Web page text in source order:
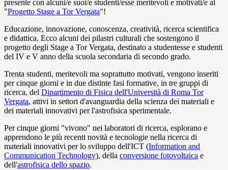
presente con alcuni/e suoi/e studenti/esse meritevoli e motivati/e al
"Progetto Stage a Tor Vergata"!
Educazione, innovazione, conoscenza, creatività, ricerca scientifica
e didattica. Ecco alcuni dei pilastri culturali che sostengono il
progetto degli Stage a Tor Vergata, destinato a studentesse e studenti
del IV e V anno della scuola secondaria di secondo grado.
Trenta studenti, meritevoli ma soprattutto motivati, vengono inseriti
per cinque giorni e in due distinte fasi formative, in tre gruppi di
ricerca, del Dipartimento di Fisica dell'Università di Roma Tor
Vergata, attivi in settori d'avanguardia della scienza dei materiali e
dei materiali innovativi per l'astrofisica sperimentale.
Per cinque giorni "vivono" nei laboratori di ricerca, esplorano e
apprendono le più recenti novità e tecnologie nella ricerca di
materiali innovativi per lo sviluppo dell'ICT (Information and
Communication Technology), della conversione fotovoltaica e
dell'astrofisica dello spazio.